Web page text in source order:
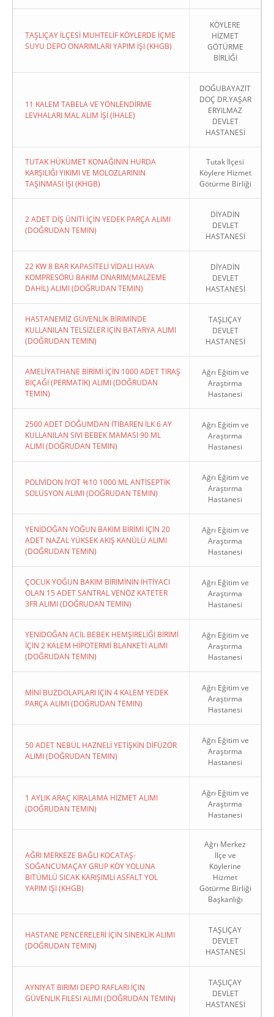
TAŞLIÇAY İLÇESİ MUHTELİF KÖYLERDE İÇME
SUYU DEPO ONARIMLARI YAPIM İŞİ (KHGB)
KÖYLERE
HİZMET
GÖTÜRME
BİRLİĞİ
11 KALEM TABELA VE YÖNLENDİRME
LEVHALARI MAL ALIM İŞİ (İHALE)
DOĞUBAYAZIT
DOÇ DR.YAŞAR
ERYILMAZ
DEVLET
HASTANESİ
TUTAK HÜKÜMET KONAĞININ HURDA
KARŞILIĞI YIKIMI VE MOLOZLARININ
TAŞINMASI İŞI (KHGB)
Tutak İlçesi
Köylere Hizmet
Götürme Birliği
2 ADET DİŞ ÜNİTİ İÇİN YEDEK PARÇA ALIMI
(DOĞRUDAN TEMIN)
DİYADİN
DEVLET
HASTANESİ
22 KW 8 BAR KAPASİTELİ VİDALI HAVA
KOMPRESÖRÜ BAKIM ONARIM(MALZEME
DAHİL) ALIMI (DOĞRUDAN TEMIN)
DİYADİN
DEVLET
HASTANESİ
HASTANEMİZ GÜVENLİK BİRİMİNDE
KULLANILAN TELSİZLER İÇİN BATARYA ALIMI
(DOĞRUDAN TEMIN)
TAŞLIÇAY
DEVLET
HASTANESİ
AMELİYATHANE BİRİMİ İÇİN 1000 ADET TIRAŞ
BIÇAĞI (PERMATİK) ALIMI (DOĞRUDAN
TEMIN)
Ağrı Eğitim ve
Araştırma
Hastanesi
2500 ADET DOĞUMDAN İTİBAREN İLK 6 AY
KULLANILAN SIVI BEBEK MAMASI 90 ML
ALIMI (DOĞRUDAN TEMIN)
Ağrı Eğitim ve
Araştırma
Hastanesi
POLİVİDON İYOT %10 1000 ML ANTİSEPTİK
SOLÜSYON ALIMI (DOĞRUDAN TEMIN)
Ağrı Eğitim ve
Araştırma
Hastanesi
YENİDOĞAN YOĞUN BAKIM BİRİMİ İÇİN 20
ADET NAZAL YÜKSEK AKIŞ KANÜLÜ ALIMI
(DOĞRUDAN TEMIN)
Ağrı Eğitim ve
Araştırma
Hastanesi
ÇOCUK YOĞUN BAKIM BİRİMİNİN İHTİYACI
OLAN 15 ADET SANTRAL VENÖZ KATETER
3FR ALIMI (DOĞRUDAN TEMIN)
Ağrı Eğitim ve
Araştırma
Hastanesi
YENİDOĞAN ACİL BEBEK HEMŞİRELİĞİ BİRİMİ
İÇİN 2 KALEM HİPOTERMİ BLANKETİ ALIMI
(DOĞRUDAN TEMIN)
Ağrı Eğitim ve
Araştırma
Hastanesi
MİNİ BUZDOLAPLARI İÇİN 4 KALEM YEDEK
PARÇA ALIMI (DOĞRUDAN TEMIN)
Ağrı Eğitim ve
Araştırma
Hastanesi
50 ADET NEBÜL HAZNELİ YETİŞKİN DİFÜZÖR
ALIMI (DOĞRUDAN TEMIN)
Ağrı Eğitim ve
Araştırma
Hastanesi
1 AYLIK ARAÇ KİRALAMA HİZMET ALIMI
(DOĞRUDAN TEMIN)
Ağrı Eğitim ve
Araştırma
Hastanesi
AĞRI MERKEZE BAĞLI KOCATAŞ-
SOĞANCUMAÇAY GRUP KÖY YOLUNA
BITÜMLÜ SICAK KARIŞIMLI ASFALT YOL
YAPIM IŞI (KHGB)
Ağrı Merkez
İlçe ve
Köylerine
Hizmet
Götürme Birliği
Başkanlığı
HASTANE PENCERELERİ İÇİN SİNEKLİK ALIMI
(DOĞRUDAN TEMIN)
TAŞLIÇAY
DEVLET
HASTANESİ
AYNIYAT BIRIMI DEPO RAFLARI İÇIN
GÜVENLIK FILESI ALIMI (DOĞRUDAN TEMIN)
TAŞLIÇAY
DEVLET
HASTANESİ